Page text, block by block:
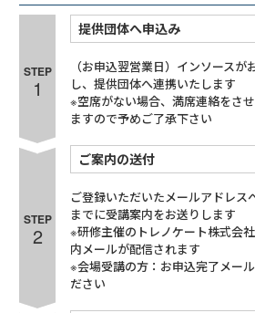
STEP
1
提供団体へ申込み
（お申込翌営業日）インソース
し、提供団体へ連携いたします
※空席がない場合、満席連絡をさ
ますので予めご了承下さい
STEP
2
ご案内の送付
ご登録いただいたメールアドレス
までに受講案内をお送りします
※研修主催のトレノケート株式会
内メールが配信されます
※会場受講の方：お申込完了メー
ださい